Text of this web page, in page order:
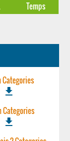
Temps
Categories
file_download
Categories
file_download